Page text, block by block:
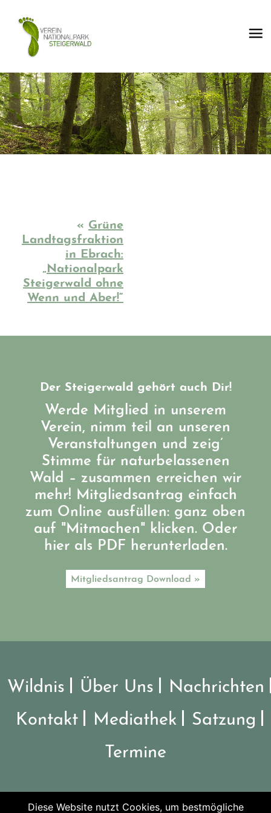
« Grüne
Landtagsfraktion
in Ebrach:
„Nationalpark
Steigerwald ohne
Wenn und Aber!“
Der Steigerwald gehört auch Dir!
Werde Mitglied in unserem
Verein, nimm teil an unseren
Veranstaltungen und zeig’
Stimme für naturbelassenen
Wald – zusammen erreichen wir
mehr! Mitgliedsantrag einfach
zum Online ausfüllen: ganz oben
auf "Mitmachen" klicken. Oder
hier als PDF herunterladen.
Mitgliedsantrag Download »
Wildnis Über Uns
Nachrichten
Kontakt
Mediathek
Satzung
Termine
Diese Website nutzt Cookies, um bestmögliche